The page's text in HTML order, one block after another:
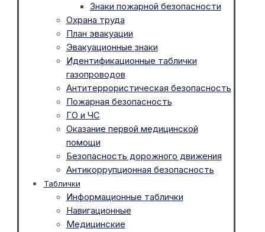
Знаки пожарной безопасности
Охрана труда
План эвакуации
Эвакуационные знаки
Идентификационные таблички
газопроводов
Антитеррористическая безопасность
Пожарная безопасность
ГО и ЧС
Оказание первой медицинской
помощи
Безопасность дорожного движения
Антикоррупционная безопасность
Таблички
Информационные таблички
Навигационные
Медицинские